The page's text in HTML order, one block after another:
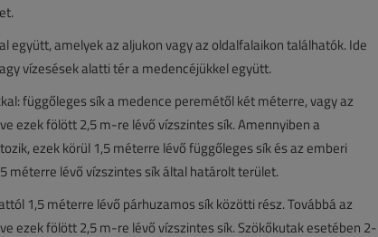
együtt, amelyek az aljukon vagy az oldalfalaikon találhatók. Ide
vízesések alatti tér a medencéjükkel együtt.
függőleges sík a medence peremétől két méterre, vagy az
ezek fölött 2,5 m-re lévő vízszintes sík. Amennyiben a
ezek körül 1,5 méterre lévő függőleges sík és az emberi
lévő vízszintes sík által határolt terület.
1,5 méterre lévő párhuzamos sík közötti rész. Továbbá az
ezek fölött 2,5 m-re lévő vízszintes sík. Szökőkutak esetében 2-